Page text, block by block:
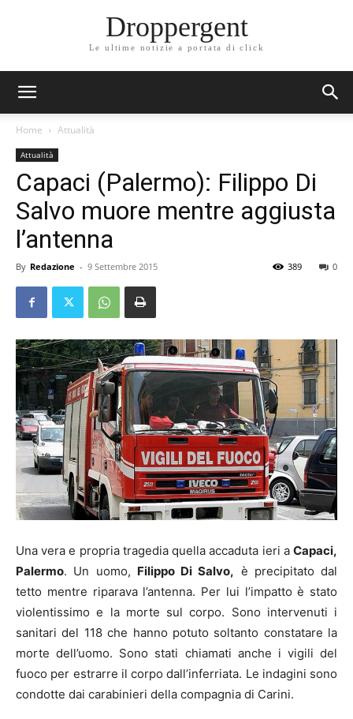
Droppergent
Le ultime notizie a portata di click
Home Attualità
Attualità
Capaci (Palermo): Filippo Di
Salvo muore mentre aggiusta
l’antenna
By Redazione - 9 Settembre 2015 0
389
Una vera e propria tragedia quella accaduta ieri a Capaci,
Palermo. Un uomo, Filippo Di Salvo, è precipitato dal
tetto mentre riparava l’antenna. Per lui l’impatto è stato
violentissimo e la morte sul corpo. Sono intervenuti i
sanitari del 118 che hanno potuto soltanto constatare la
morte dell’uomo. Sono stati chiamati anche i vigili del
fuoco per estrarre il corpo dall’inferriata. Le indagini sono
condotte dai carabinieri della compagnia di Carini.